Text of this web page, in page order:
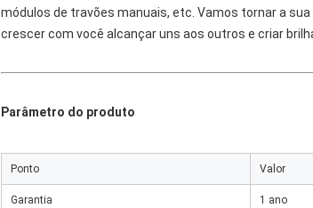
módulos de travões manuais, etc. Vamos tornar a
crescer com você alcançar uns aos outros e criar
Parâmetro do produto
Ponto Valor
Garantia 1 ano